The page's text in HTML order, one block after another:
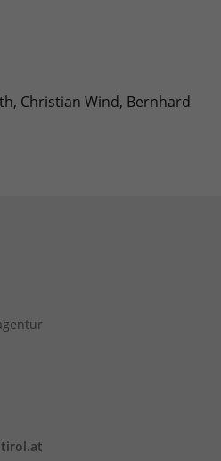
Christian Wind, Bernhard